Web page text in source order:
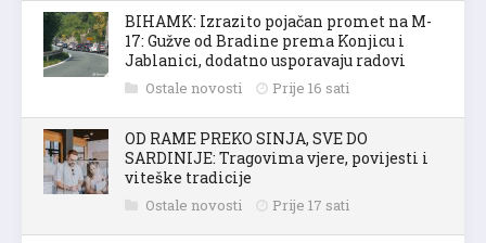
BIHAMK: Izrazito pojačan promet na M-
17: Gužve od Bradine prema Konjicu i
Jablanici, dodatno usporavaju radovi
Ostale novosti Prije 16 sati
OD RAME PREKO SINJA, SVE DO
SARDINIJE: Tragovima vjere, povijesti i
viteške tradicije
Ostale novosti Prije 17 sati